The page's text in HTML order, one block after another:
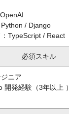
Python / Django
：TypeScript / React
必須スキル
ニア
開発経験（3年以上 ）